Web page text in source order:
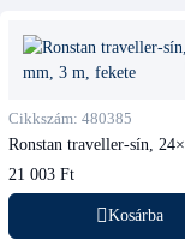
Cikkszám: 480385
Ronstan traveller-sín,
21 003 Ft
Kosárba